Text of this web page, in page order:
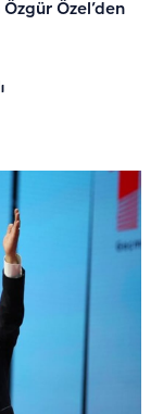
Özel’den